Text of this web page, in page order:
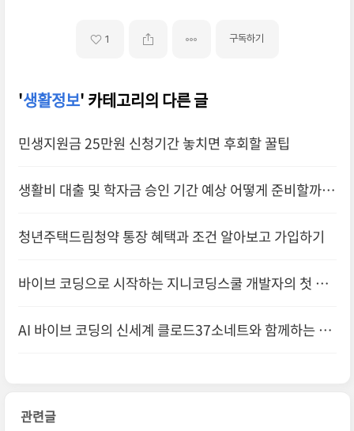
1 구독하기
'생활정보' 카테고리의 다른 글
민생지원금 25만원 신청기간 놓치면 후회할 꿀팁
생활비 대출 및 학자금 승인 기간 예상 어떻게 준비할까요
청년주택드림청약 통장 혜택과 조건 알아보고 가입하기
바이브 코딩으로 시작하는 지니코딩스쿨 개발자의 첫 걸
AI 바이브 코딩의 신세계 클로드37소네트와 함께하는 혁
관련글